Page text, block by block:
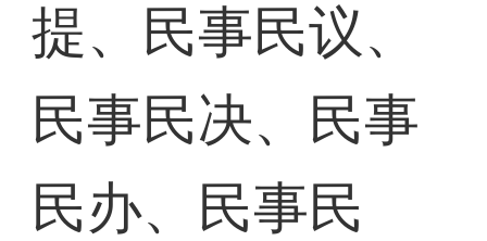
提、民事民议、
民事民决、民事
民办、民事民